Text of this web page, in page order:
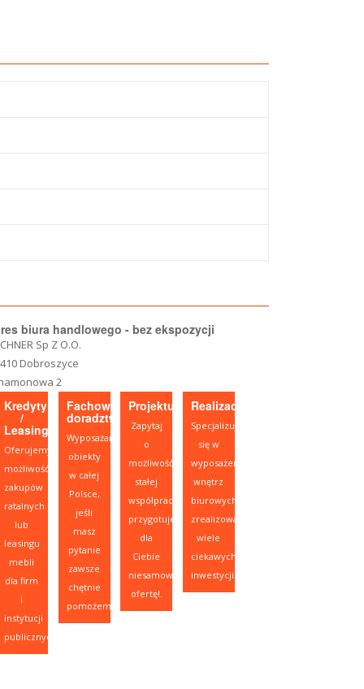
biura handlowego - bez ekspozycji
Sp Z O.O.
Dobroszyce
2
Kredyty
/
Leasing
Oferujemy
możliwość
zakupów
ratalnych
lub
leasingu
mebli
dla firm
i
instytucji
publicznych.
Fachowe
doradztwo
Wyposażamy
obiekty
w całej
Polsce,
jeśli
masz
pytanie
zawsze
chętnie
pomożemy.
Projektujesz?
Zapytaj
o
możliwość
stałej
współpracy,
przygotujemy
dla
Ciebie
niesamowitą
ofertę!.
Realizacje
Specjalizujemy
się w
wyposażeniu
wnętrz
biurowych,
zrealizowaliśmy
wiele
ciekawych
inwestycji.